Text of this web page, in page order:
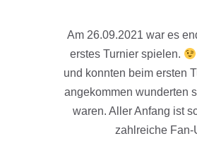
Am 26.09.2021 war es
erstes Turnier spielen.
und konnten beim ersten
angekommen wunderten
waren. Aller Anfang ist
zahlreiche Fan-